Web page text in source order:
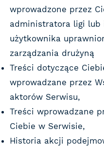
wprowadzone przez
administratora ligi lub
użytkownika
zarządzania drużyną
Treści dotyczące
wprowadzane przez
aktorów Serwisu,
Treści wprowadzane
Ciebie w Serwisie,
Historia akcji